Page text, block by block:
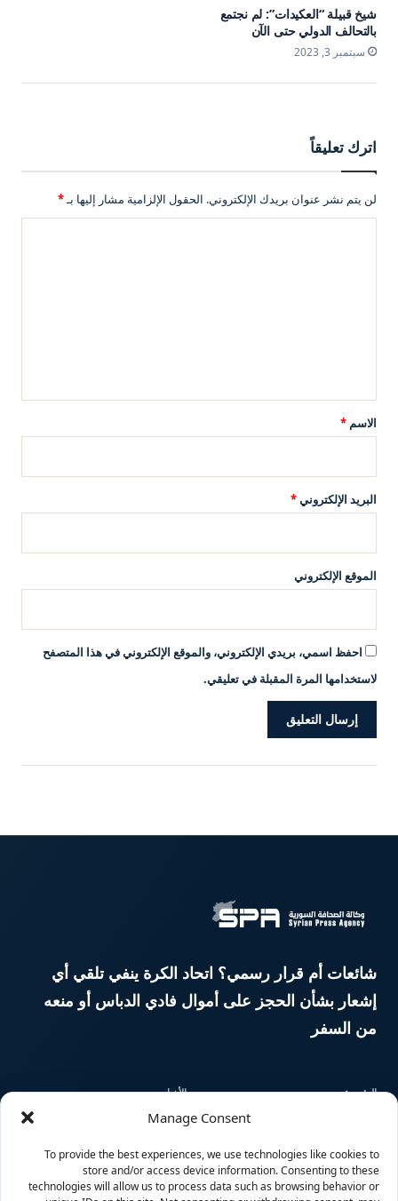
Manage Consent
To provide the best experiences, we use technologies like cookies to
store and/or access device information. Consenting to these
technologies will allow us to process data such as browsing behavior or
شيخ قبيلة “العكيدات”: لم نجتمع
بالتحالف الدولي حتى الآن
سبتمبر 3, 2023
اترك تعليقاً
لن يتم نشر عنوان بريدك الإلكتروني. الحقول الإلزامية مشار إليها بـ*
*
الاسم *
البريد الإلكتروني*
الموقع الإلكتروني
احفظ اسمي، بريدي الإلكتروني، والموقع الإلكتروني في هذا المتصفح
لاستخدامها المرة المقبلة في تعليقي.
شائعات أم قرار رسمي؟ اتحاد الكرة ينفي تلقي أي
إشعار بشأن الحجز على أموال فادي الدباس أو منعه
من السفر
الرئيسية الأخبار
منوعات وسائط متعددة